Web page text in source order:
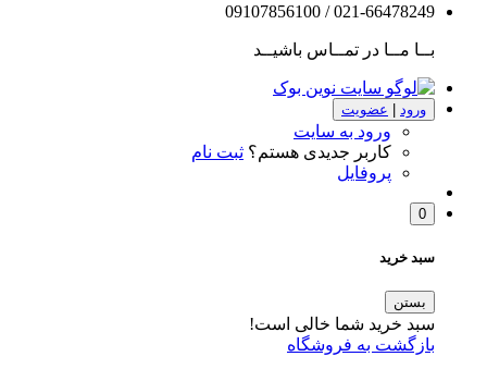
021-66478249 / 09107856100
بــا مــا در تمــاس باشیــد
ورود عضویت
ورود به سایت
کاربر جدیدی هستم؟ ثبت نام
پروفایل
0
سبد خرید
بستن
سبد خرید شما خالی است!
بازگشت به فروشگاه